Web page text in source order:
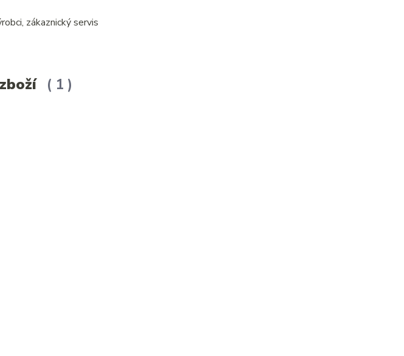
zákaznický servis
1